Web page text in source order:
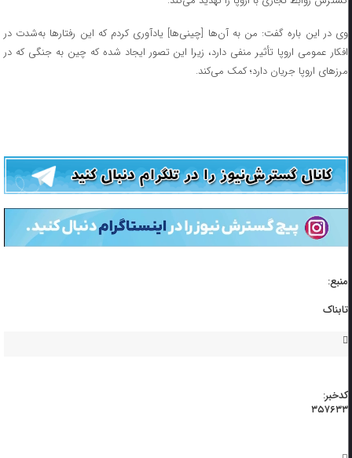
وی در این باره گفت: من به آن‌ها [چینی‌ها] یادآوری کردم که این رفتارها به‌شدت در
افکار عمومی اروپا تأثیر منفی دارد، زیرا این تصور ایجاد شده که چین به جنگی که در
مرزهای اروپا جریان دارد؛ کمک می‌کند.
منبع:
تابناک
کدخبر:
۳۵۷۶۳۳